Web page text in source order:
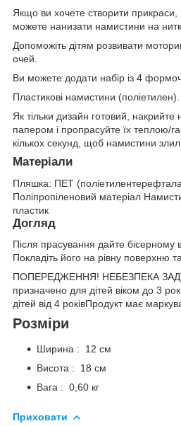
Якщо ви хочете створити
можете нанизати намистини на
Допоможіть дітям розвивати
очей.
Ви можете додати набір із 4
Пластикові намистини (поліетилен).
Як тільки дизайн готовий,
папером і пропрасуйте їх теплою/
кількох секунд, щоб намистини
Матеріали
Пляшка: ПЕТ
Поліпропіленовий матеріал
пластик
Догляд
Після прасування дайте бісерному
Покладіть його на рівну поверхню
ПОПЕРЕДЖЕННЯ! НЕБЕЗПЕКА
призначено для дітей віком до 3
дітей від 4 роківПродукт має
Розміри
Ширина : 12 см
Висота : 18 см
Вага : 0,60 кг
Приховати